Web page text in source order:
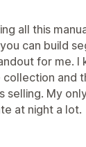
all this
can build
for me. I
and
My
at night a lot.